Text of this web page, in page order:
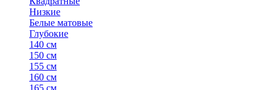
Низкие
Белые матовые
Глубокие
140 см
150 см
155 см
160 см
165 см